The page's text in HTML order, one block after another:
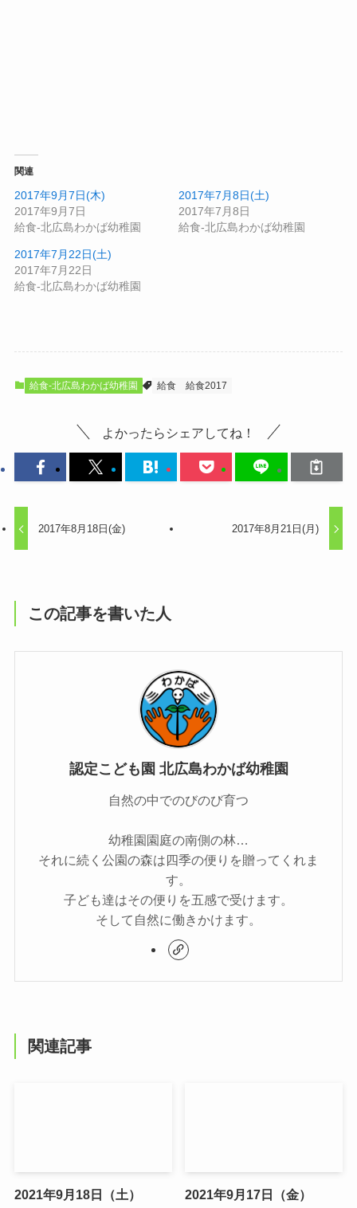
関連
2017年9月7日(木)
2017年9月7日
給食-北広島わかば幼稚園
2017年7月8日(土)
2017年7月8日
給食-北広島わかば幼稚園
2017年7月22日(土)
2017年7月22日
給食-北広島わかば幼稚園
給食-北広島わかば幼稚園 給食 給食2017
よかったらシェアしてね！
2017年8月18日(金) 2017年8月21日(月)
この記事を書いた人
認定こども園 北広島わかば幼稚園
自然の中でのびのび育つ
幼稚園園庭の南側の林…
それに続く公園の森は四季の便りを贈ってくれま
す。
子ども達はその便りを五感で受けます。
そして自然に働きかけます。
関連記事
2021年9月18日（土） 2021年9月17日（金）